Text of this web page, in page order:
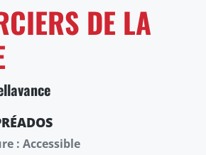
DE LA
: Accessible